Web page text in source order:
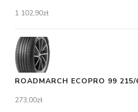
1 102,90zł
ROADMARCH ECOPRO 99
273,00zł